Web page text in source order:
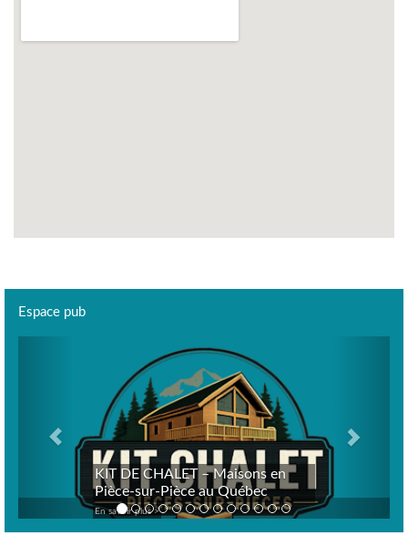
Espace pub
KIT DE CHALET – Maisons en
Pièce-sur-Pièce au Québec
En savoir plus >